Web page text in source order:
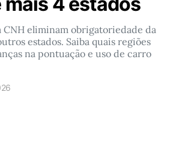
CNH eliminam obrigatoriedade da
estados. Saiba quais regiões
na pontuação e uso de carro